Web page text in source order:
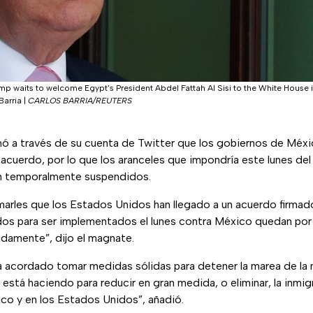
waits to welcome Egypt's President Abdel Fattah Al Sisi to the White House
CARLOS BARRIA/REUTERS
a través de su cuenta de Twitter que los gobiernos de
por lo que los aranceles que impondría este lunes
temporalmente suspendidos.
que los Estados Unidos han llegado a un acuerdo
para ser implementados el lunes contra México quedan
dijo el magnate.
acordado tomar medidas sólidas para detener la marea de la
haciendo para reducir en gran medida, o eliminar, la
y en los Estados Unidos”, añadió.